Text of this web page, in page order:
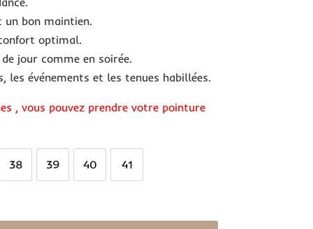
un bon maintien.
optimal.
jour comme en soirée.
les événements et les tenues habillées.
, vous pouvez prendre votre pointure
38
38
39
39
40
40
41
41